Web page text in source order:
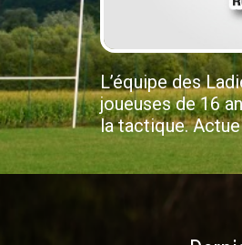
L’équipe des
joueuses de 16
la tactique.